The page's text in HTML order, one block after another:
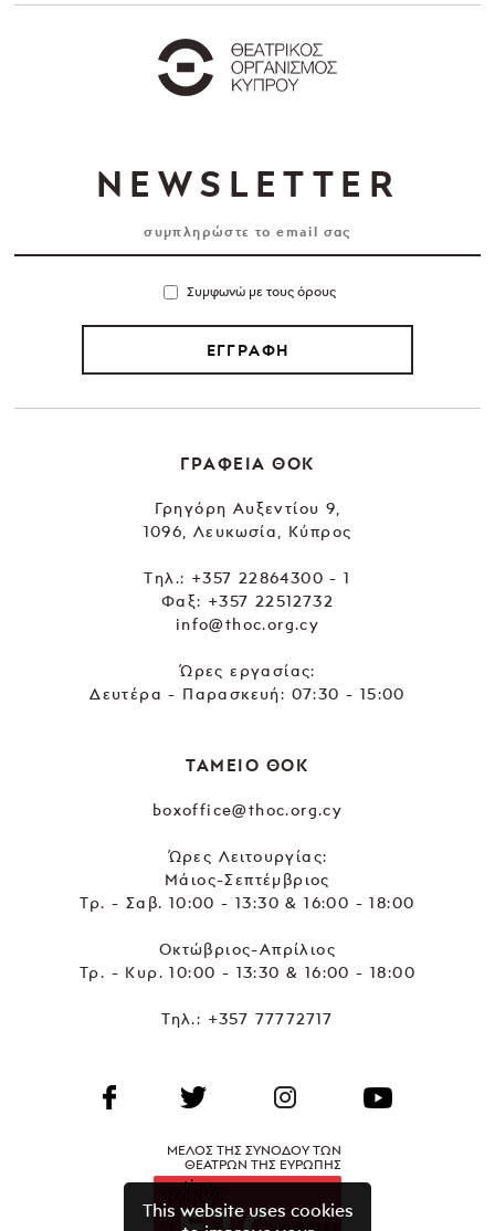
NEWSLETTER
Συμφωνώ με τους όρους
ΕΓΓΡΑΦΗ
ΓΡΑΦΕΙΑ ΘΟΚ
Γρηγόρη Αυξεντίου 9,
1096, Λευκωσία, Κύπρος
Tηλ.: +357 22864300 - 1
Φαξ: +357 22512732
info@thoc.org.cy
Ώρες εργασίας:
Δευτέρα - Παρασκευή: 07:30 - 15:00
ΤΑΜΕΙΟ ΘΟΚ
boxoffice@thoc.org.cy
Ώρες Λειτουργίας:
Μάιος-Σεπτέμβριος
Τρ. - Σαβ. 10:00 - 13:30 & 16:00 - 18:00
Οκτώβριος-Απρίλιος
Τρ. - Κυρ. 10:00 - 13:30 & 16:00 - 18:00
Τηλ.: +357 77772717
ΜΕΛΟΣ ΤΗΣ ΣΥΝΟΔΟΥ ΤΩΝ
ΘΕΑΤΡΩΝ ΤΗΣ ΕΥΡΩΠΗΣ
This website uses cookies